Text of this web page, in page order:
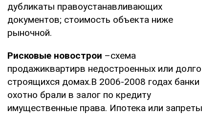
дубликаты правоустанавливающих
документов; стоимость объекта ниже
рыночной.
Рисковые новострои –схема
продажиквартирв недостроенных или долго
строящихся домах.В 2006-2008 годах банки
охотно брали в залог по кредиту
имущественные права. Ипотека или запреты